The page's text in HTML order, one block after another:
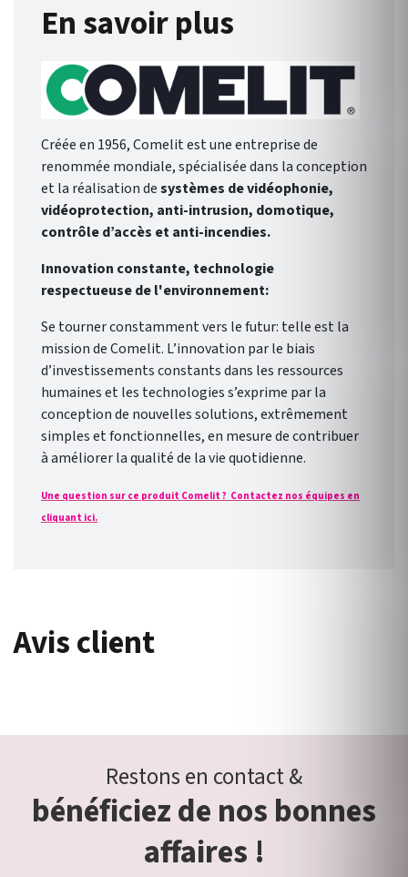
En savoir plus
Créée en 1956, Comelit est une entreprise de
renommée mondiale, spécialisée dans la conception
et la réalisation desystèmes de vidéophonie,
vidéoprotection, anti-intrusion, domotique,
contrôle d’accès et anti-incendies.
Innovation constante, technologie
respectueuse de l'environnement:
Se tourner constamment vers le futur: telle est la
mission de Comelit. L’innovation par le biais
d’investissements constants dans les ressources
humaines et les technologies s’exprime par la
conception de nouvelles solutions, extrêmement
simples et fonctionnelles, en mesure de contribuer
à améliorer la qualité de la vie quotidienne.
Une question sur ce produit Comelit ? Contactez nos équipes en
cliquant ici.
Avis client
Restons en contact &
bénéficiez de nos bonnes
affaires !